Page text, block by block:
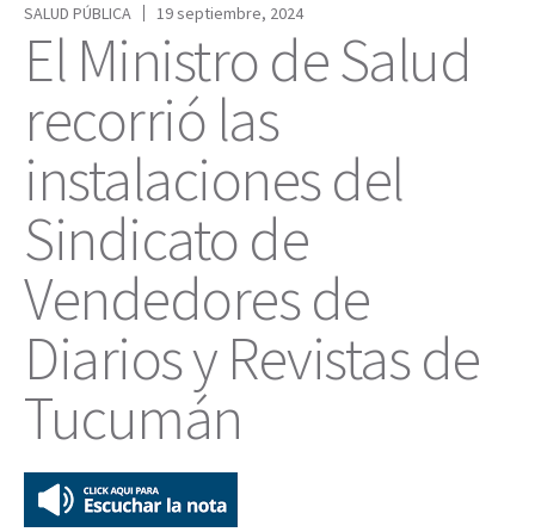
SALUD PÚBLICA
19 septiembre, 2024
El Ministro de Salud
recorrió las
instalaciones del
Sindicato de
Vendedores de
Diarios y Revistas de
Tucumán